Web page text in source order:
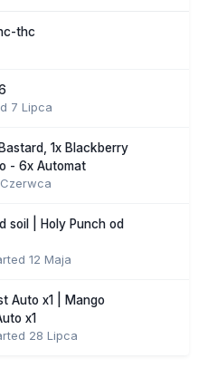
thc
7 Lipca
1x Blackberry
- 6x Automat
soil | Holy Punch od
12 Maja
Auto x1 | Mango
x1
28 Lipca